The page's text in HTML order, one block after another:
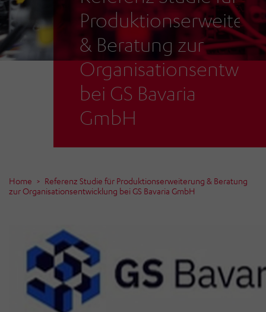
& Beratung zur
bei GS Bavaria
GmbH
Home
Referenz Studie für Produktionserweiterung & Beratung
zur Organisationsentwicklung bei GS Bavaria GmbH